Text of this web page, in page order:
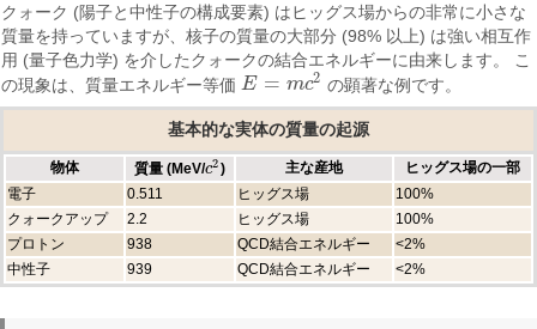
クォーク (陽子と中性子の構成要素) はヒッグス場からの非常に小さな
質量を持っていますが、核子の質量の大部分 (98% 以上) は強い相互作
用 (量子色力学) を介したクォークの結合エネルギーに由来します。 こ
の現象は、質量エネルギー等価E = mc2
E= mc 2 の顕著な例です。
基本的な実体の質量の起源
物体 質量 (MeV/c2
c2) 主な産地
ヒッグス場の一部
電子
0.511 ヒッグス場
100%
クォークアップ
2.2 ヒッグス場
100%
プロトン
938 QCD結合エネルギー
<2%
中性子
939 QCD結合エネルギー <2%